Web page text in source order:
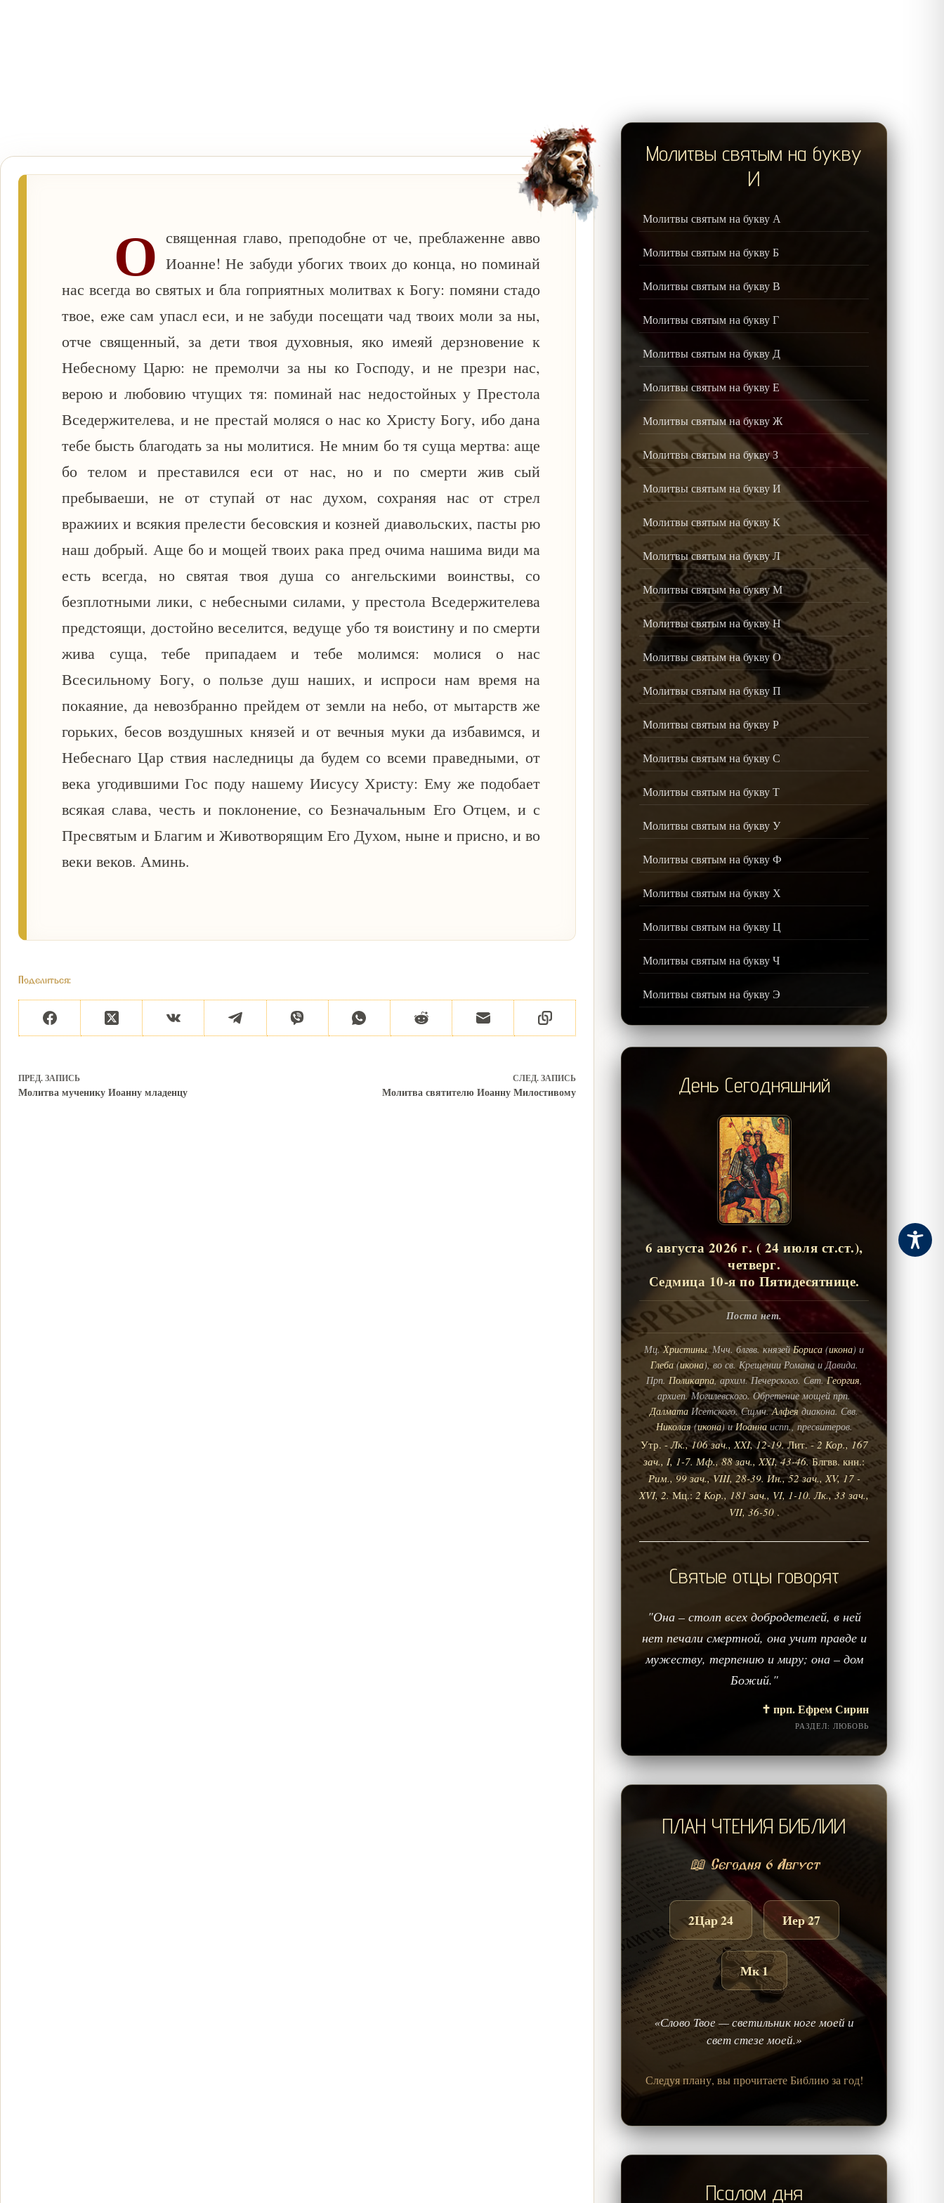
О священная главо, преподобне от че, преблаженне авво
Иоанне! Не забуди убогих твоих до конца, но поминай
нас всегда во святых и бла гоприятных молитвах к Богу: помяни стадо
твое, еже сам упасл еси, и не забуди посещати чад твоих моли за ны,
отче священный, за дети твоя духовныя, яко имеяй дерзновение к
Небесному Царю: не премолчи за ны ко Господу, и не презри нас,
верою и любовию чтущих тя: поминай нас недостойных у Престола
Вседержителева, и не престай моляся о нас ко Христу Богу, ибо дана
тебе бысть благодать за ны молитися. Не мним бо тя суща мертва: аще
бо телом и преставился еси от нас, но и по смерти жив сый
пребываеши, не от ступай от нас духом, сохраняя нас от стрел
вражиих и всякия прелести бесовския и козней диавольских, пасты рю
наш добрый. Аще бо и мощей твоих рака пред очима нашима види ма
есть всегда, но святая твоя душа со ангельскими воинствы, со
безплотными лики, с небесными силами, у престола Вседержителева
предстоящи, достойно веселится, ведуще убо тя воистину и по смерти
жива суща, тебе припадаем и тебе молимся: молися о нас
Всесильному Богу, о пользе душ наших, и испроси нам время на
покаяние, да невозбранно прейдем от земли на небо, от мытарств же
горьких, бесов воздушных князей и от вечныя муки да избавимся, и
Небеснаго Цар ствия наследницы да будем со всеми праведными, от
века угодившими Гос поду нашему Иисусу Христу: Ему же подобает
всякая слава, честь и поклонение, со Безначальным Его Отцем, и с
Пресвятым и Благим и Животворящим Его Духом, ныне и присно, и во
веки веков. Аминь.
Поделиться:
ПРЕД. ЗАПИСЬ
Молитва мученику Иоанну младенцу
СЛЕД.ЗАПИСЬ
Молитва святителю Иоанну Милостивому
Молитвы святым на букву
И
Молитвы святым на букву А
Молитвы святым на букву Б
Молитвы святым на букву В
Молитвы святым на букву Г
Молитвы святым на букву Д
Молитвы святым на букву Е
Молитвы святым на букву Ж
Молитвы святым на букву З
Молитвы святым на букву И
Молитвы святым на букву К
Молитвы святым на букву Л
Молитвы святым на букву М
Молитвы святым на букву Н
Молитвы святым на букву О
Молитвы святым на букву П
Молитвы святым на букву Р
Молитвы святым на букву С
Молитвы святым на букву Т
Молитвы святым на букву У
Молитвы святым на букву Ф
Молитвы святым на букву Х
Молитвы святым на букву Ц
Молитвы святым на букву Ч
Молитвы святым на букву Э
День Сегодняшний
6 августа 2026 г. ( 24 июля ст.ст.),
четверг.
Седмица 10-я по Пятидесятнице.
Поста нет.
Мц.Христины. Мчч. блгвв. князейБориса (икона) и
Глеба(икона), во св. Крещении Романа и Давида.
Прп.Поликарпа, архим. Печерского. Свт.Георгия,
архиеп. Могилевского. Обретение мощей прп.
Далмата Исетского. Сщмч.Алфея диакона. Свв.
Николая(икона) иИоаннаиспп., пресвитеров.
Утр. -Лк., 106 зач., XXI, 12-19.Лит. -2 Кор., 167
зач., I, 1-7. Мф., 88 зач., XXI, 43-46.Блгвв. кнн.:
Рим., 99 зач., VIII, 28-39. Ин., 52 зач., XV, 17 -
XVI, 2.Мц.: 2 Кор., 181 зач., VI, 1-10. Лк., 33 зач.,
VII, 36-50 .
Святые отцы говорят
"Она – столп всех добродетелей, в ней
нет печали смертной, она учит правде и
мужеству, терпению и миру; она – дом
Божий."
✝️ прп. Ефрем Сирин
РАЗДЕЛ: ЛЮБОВЬ
ПЛАН ЧТЕНИЯ БИБЛИИ
📖 Сегодня 6 Август
2Цар 24 Иер 27
Мк 1
«Слово Твое — светильник ноге моей и
свет стезе моей.»
Следуя плану, вы прочитаете Библию за год!
Псалом дня